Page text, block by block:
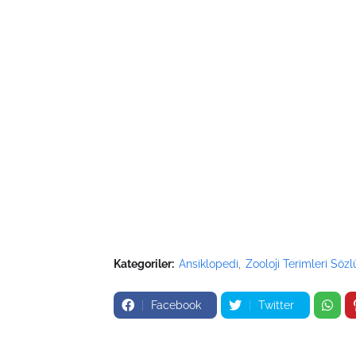
Kategoriler: Ansiklopedi Zooloji Terimleri
Facebook Twitter